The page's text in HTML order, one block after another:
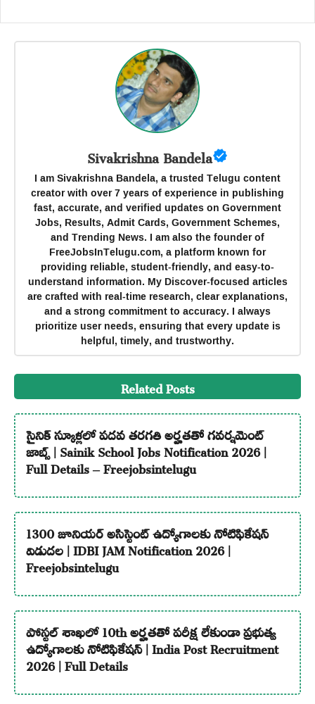
Sivakrishna Bandela
I am Sivakrishna Bandela, a trusted Telugu content
creator with over 7 years of experience in publishing
fast, accurate, and verified updates on Government
Jobs, Results, Admit Cards, Government Schemes,
and Trending News. I am also the founder of
FreeJobsInTelugu.com, a platform known for
providing reliable, student-friendly, and easy-to-
understand information. My Discover-focused articles
are crafted with real-time research, clear explanations,
and a strong commitment to accuracy. I always
prioritize user needs, ensuring that every update is
helpful, timely, and trustworthy.
Related Posts
సైనిక్ స్కూళ్లలో పదవ తరగతి అర్హతతో గవర్నమెంట్
జాబ్స్ | Sainik School Jobs Notification 2026 |
Full Details – Freejobsintelugu
1300 జూనియర్ అసిస్టెంట్ ఉద్యోగాలకు నోటిఫికేషన్
విడుదల | IDBI JAM Notification 2026 |
Freejobsintelugu
పోస్టల్ శాఖలో 10th అర్హతతో పరీక్ష లేకుండా ప్రభుత్వ
ఉద్యోగాలకు నోటిఫికేషన్ | India Post Recruitment
2026 | Full Details